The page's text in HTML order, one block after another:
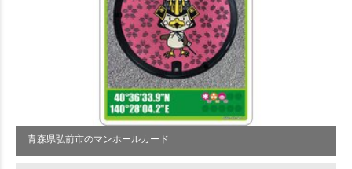
青森県弘前市のマンホールカード